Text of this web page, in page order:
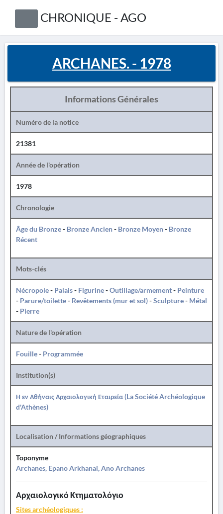
CHRONIQUE - AGO
ARCHANES. - 1978
Informations Générales
Numéro de la notice
21381
Année de l'opération
1978
Chronologie
Âge du Bronze- Bronze Ancien- Bronze Moyen- Bronze
Récent
Mots-clés
Nécropole- Palais- Figurine-Outillage/armement- Peinture
- Parure/toilette- Revêtements (mur et sol)-Sculpture- Métal
- Pierre
Nature de l'opération
Fouille- Programmée
Institution(s)
Η εν Αθήναις Αρχαιολογική Εταιρεία (La Société Archéologique
d'Athènes)
Localisation / Informations géographiques
Toponyme
Archanes, Epano Arkhanai, Ano Archanes
Αρχαιολογικό Κτηματολόγιο
Sites archéologiques :